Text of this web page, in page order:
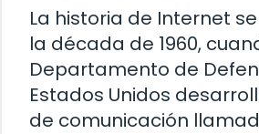
La historia de Internet
la década de 1960,
Departamento de
Estados Unidos
de comunicación